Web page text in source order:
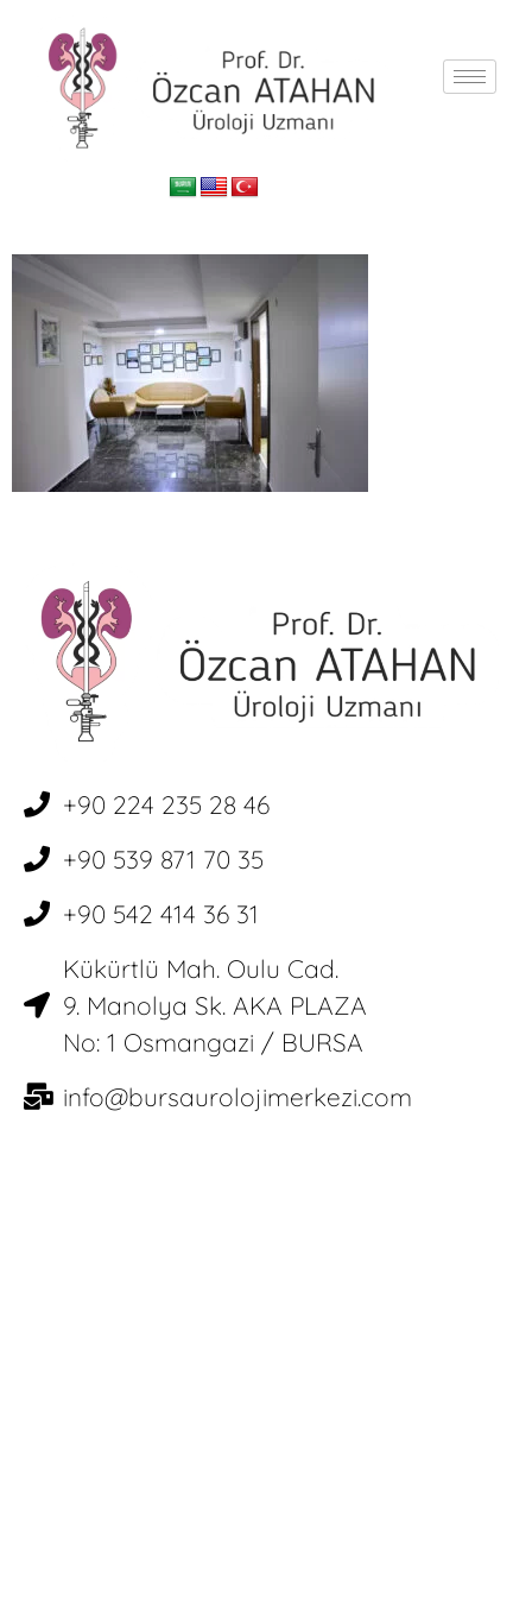
+90 224 235 28 46
+90 539 871 70 35
+90 542 414 36 31
Kükürtlü Mah. Oulu Cad.
9. Manolya Sk. AKA PLAZA
No: 1 Osmangazi / BURSA
info@bursaurolojimerkezi.com